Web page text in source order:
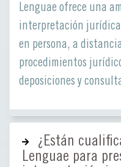
Lenguae ofrece una
interpretación
en persona, a
procedimientos
deposiciones y
¿Están
Lenguae para